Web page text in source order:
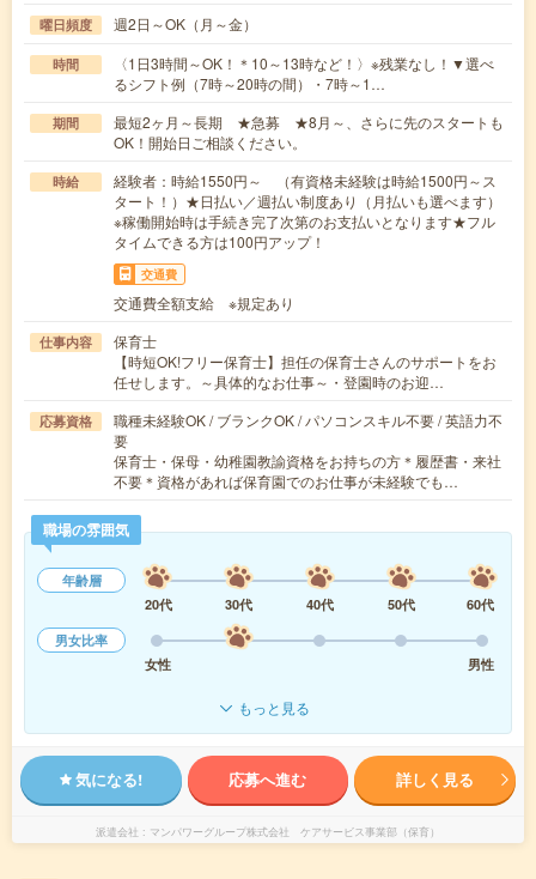
曜日頻度 週2日～OK（月～金）
時間
〈1日3時間～OK！＊10～13時など！〉※残業なし！▼選べ
るシフト例（7時～20時の間）・7時～1…
期間
最短2ヶ月～長期 ★急募 ★8月～、さらに先のスタートも
OK！開始日ご相談ください。
時給
経験者：時給1550円～ （有資格未経験は時給1500円～ス
タート！）★日払い／週払い制度あり（月払いも選べます）
※稼働開始時は手続き完了次第のお支払いとなります★フル
タイムできる方は100円アップ！
交通費
交通費全額支給 ※規定あり
仕事内容
保育士
【時短OK!フリー保育士】担任の保育士さんのサポートをお
任せします。～具体的なお仕事～・登園時のお迎…
応募資格
職種未経験OK / ブランクOK / パソコンスキル不要 / 英語力不
要
保育士・保母・幼稚園教諭資格をお持ちの方＊履歴書・来社
不要＊資格があれば保育園でのお仕事が未経験でも…
職場の雰囲気
年齢層
20代
30代 40代 50代
60代
男女比率
女性
男性
もっと見る
気になる! 応募へ進む 詳しく見る
派遣会社 マンパワーグループ株式会社 ケアサービス事業部（保育）